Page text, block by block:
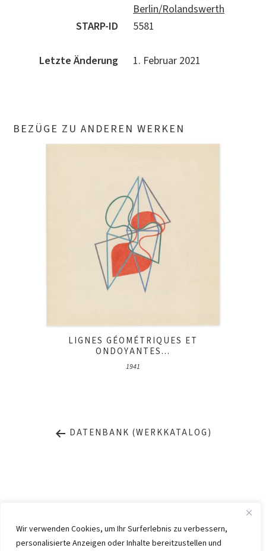
Wir verwenden Cookies, um Ihr Surferlebnis zu verbessern,
personalisierte Anzeigen oder Inhalte bereitzustellen und
Berlin/Rolandswerth
STARP-ID
5581
Letzte Änderung 1. Februar 2021
BEZÜGE ZU ANDEREN WERKEN
LIGNES GÉOMÉTRIQUES ET
ONDOYANTES...
1941
DATENBANK (WERKKATALOG)